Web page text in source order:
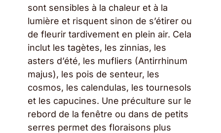
sont sensibles à la chaleur et à la
lumière et risquent sinon de s’étirer ou
de fleurir tardivement en plein air. Cela
inclut les tagètes, les zinnias, les
asters d’été, les mufliers (Antirrhinum
majus), les pois de senteur, les
cosmos, les calendulas, les tournesols
et les capucines. Une préculture sur le
rebord de la fenêtre ou dans de petits
serres permet des floraisons plus